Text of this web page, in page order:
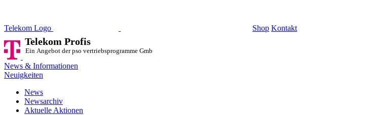
Telekom Logo Shop Kontakt
Telekom Profis
Ein Angebot der pso vertriebsprogramme GmbH
News & Informationen
Neuigkeiten
News
Newsarchiv
Aktuelle Aktionen